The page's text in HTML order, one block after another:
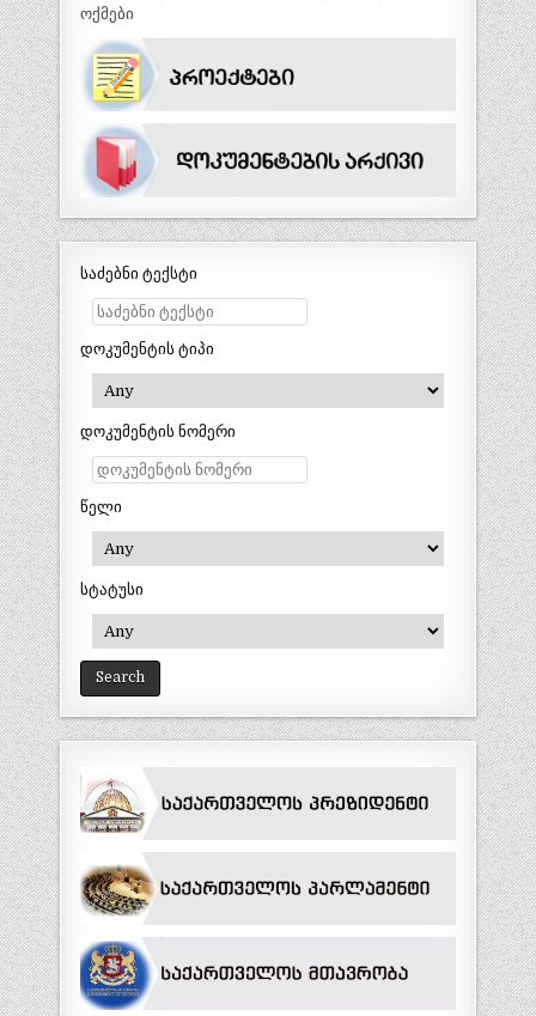
ოქმები
საძებნი ტექსტი
დოკუმენტის ტიპი
დოკუმენტის ნომერი
წელი
სტატუსი